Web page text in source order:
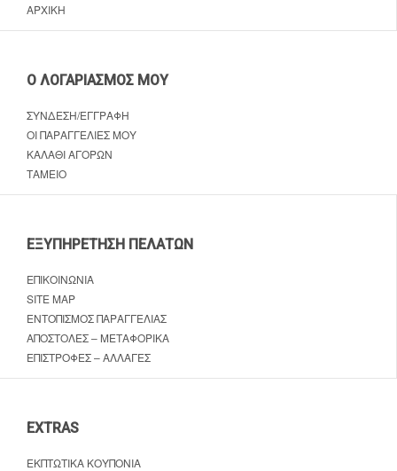
ΑΡΧΙΚΉ
Ο ΛΟΓΑΡΙΑΣΜΌΣ ΜΟΥ
ΣΎΝΔΕΣΗ/ΕΓΓΡΑΦΉ
ΟΙ ΠΑΡΑΓΓΕΛΊΕΣ ΜΟΥ
ΚΑΛΆΘΙ ΑΓΟΡΏΝ
ΤΑΜΕΊΟ
ΕΞΥΠΗΡΈΤΗΣΗ ΠΕΛΑΤΏΝ
ΕΠΙΚΟΙΝΩΝΊΑ
SITE MAP
ΕΝΤΟΠΙΣΜΌΣ ΠΑΡΑΓΓΕΛΊΑΣ
ΑΠΟΣΤΟΛΈΣ – ΜΕΤΑΦΟΡΙΚΆ
ΕΠΙΣΤΡΟΦΈΣ – ΑΛΛΑΓΈΣ
EXTRAS
ΕΚΠΤΩΤΙΚΆ ΚΟΥΠΌΝΙΑ